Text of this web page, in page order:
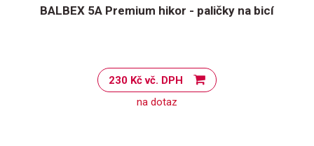
BALBEX 5A Premium hikor - paličky na bicí
230 Kč vč. DPH
na dotaz